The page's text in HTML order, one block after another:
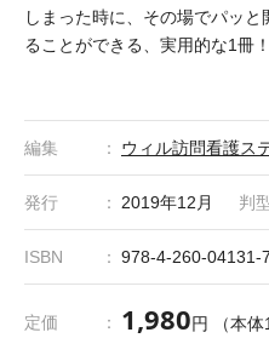
しまった時に、その場でパッ
ることができる、実用的な1冊！
編集 ウィル訪問看護ス
発行 2019年12月 判
ISBN 978-4-260-04131-7
定価 1,980円 （本体